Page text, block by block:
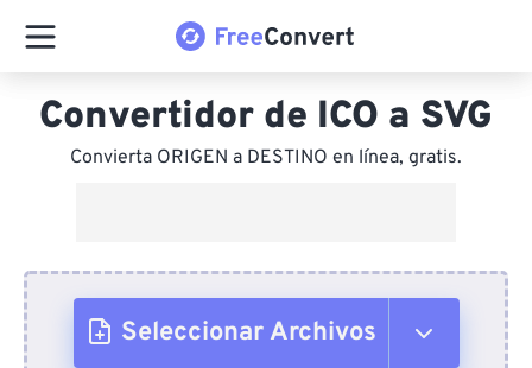
Convertidor de ICO a SVG
Convierta ORIGEN a DESTINO en línea, gratis.
Seleccionar Archivos